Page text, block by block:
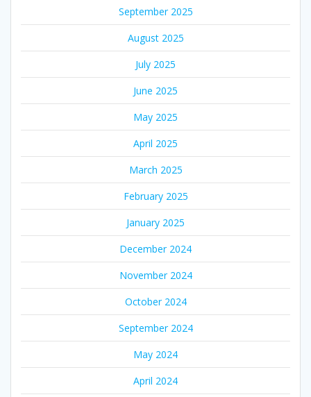
September 2025
August 2025
July 2025
June 2025
May 2025
April 2025
March 2025
February 2025
January 2025
December 2024
November 2024
October 2024
September 2024
May 2024
April 2024